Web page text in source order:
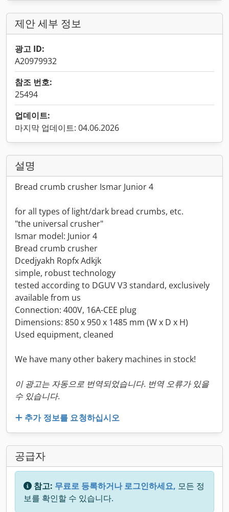
제안 세부 정보
광고 ID:
A20979932
참조 번호:
25494
업데이트:
마지막 업데이트: 04.06.2026
설명
Bread crumb crusher Ismar Junior 4
for all types of light/dark bread crumbs, etc.
"the universal crusher"
Ismar model: Junior 4
Bread crumb crusher
Dcedjyakh Ropfx Adkjk
simple, robust technology
tested according to DGUV V3 standard, exclusively
available from us
Connection: 400V, 16A-CEE plug
Dimensions: 850 x 950 x 1485 mm (W x D x H)
Used equipment, cleaned
We have many other bakery machines in stock!
이 광고는 자동으로 번역되었습니다. 번역 오류가 있을
수 있습니다.
추가 정보를 요청하십시오
공급자
참고: 무료로 등록하거나 로그인하세요, 모든 정
보를 확인할 수 있습니다.